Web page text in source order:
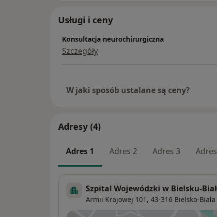
Usługi i ceny
Konsultacja neurochirurgiczna
Szczegóły
W jaki sposób ustalane są ceny?
Adresy (4)
Adres 1 Adres 2 Adres 3
Szpital Wojewódzki w Bielsku-
Armii Krajowej 101, 43-316 Bielsko-Biała